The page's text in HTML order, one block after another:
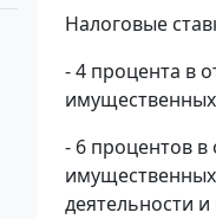
Налоговые
- 4 процента в
- 6 процентов
деятельности